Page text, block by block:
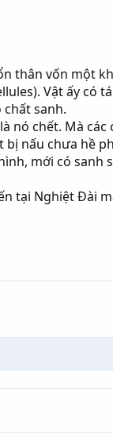
thân vốn một
Vật ấy có
sanh.
nó chết. Mà các
nấu chưa hề
mới có sanh
tại Nghiệt Ðài